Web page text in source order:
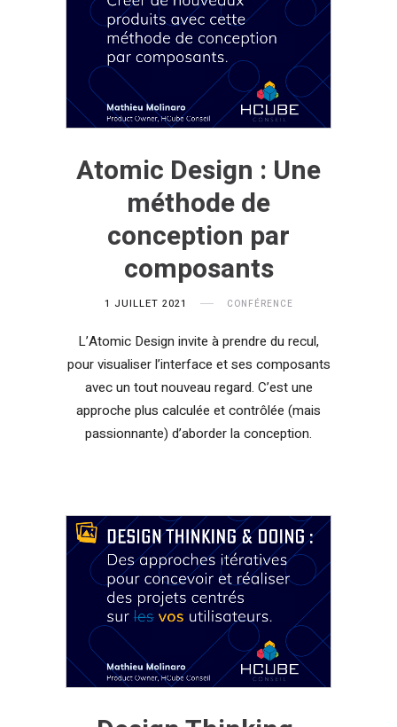
Atomic Design : Une
méthode de
conception par
composants
1 JUILLET 2021 CONFÉRENCE
L’Atomic Design invite à prendre du recul,
pour visualiser l’interface et ses composants
avec un tout nouveau regard. C’est une
approche plus calculée et contrôlée (mais
passionnante) d’aborder la conception.